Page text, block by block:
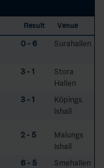
Result Venue
0 - 6 Surahallen
3 - 1
Stora
Hallen
3 - 1
Köpings
Ishall
2 - 5
Malungs
Ishall
6 - 5 Smehallen